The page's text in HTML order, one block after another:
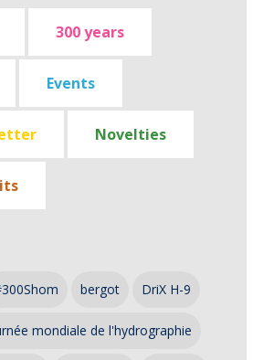
300 years
Events
Novelties
bergot DriX H-9
mondiale de l'hydrographie